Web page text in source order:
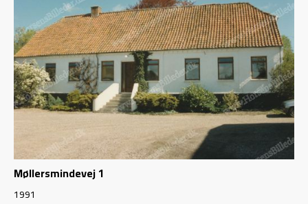
Møllersmindevej 1
1991